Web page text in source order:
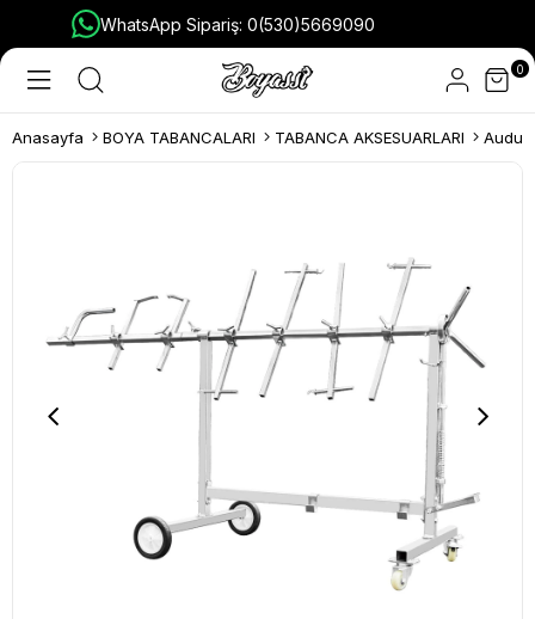
WhatsApp Sipariş: 0(530)5669090
0
Anasayfa BOYA TABANCALARI TABANCA AKSESUARLARI